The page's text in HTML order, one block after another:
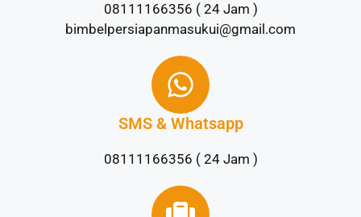
08111166356 ( 24 Jam )
bimbelpersiapanmasukui@gmail.com
SMS & Whatsapp
08111166356 ( 24 Jam )